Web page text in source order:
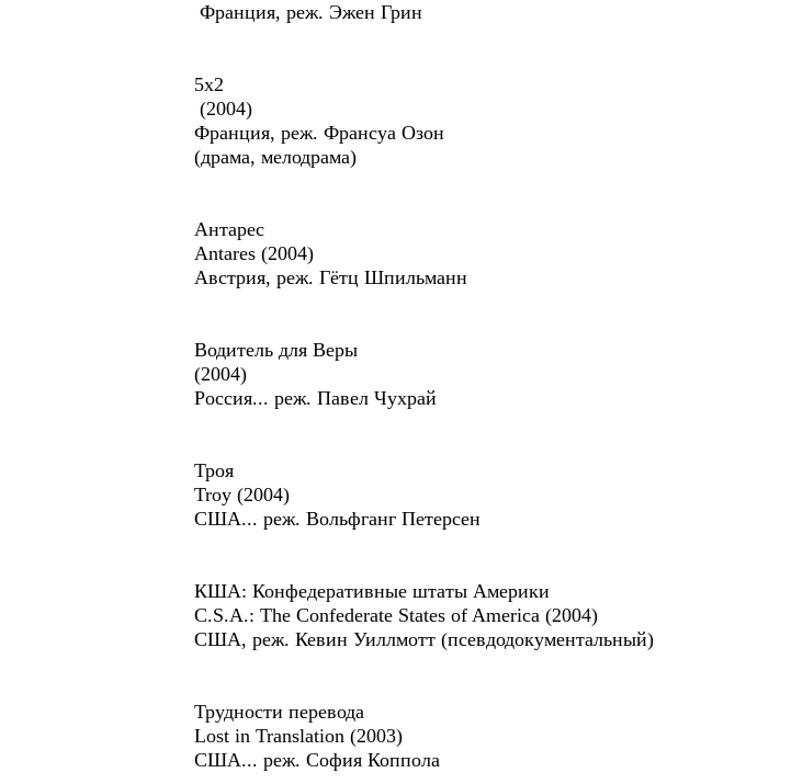
Франция, реж. Эжен Грин
5x2
(2004)
Франция, реж. Франсуа Озон
(драма, мелодрама)
Антарес
Antares (2004)
Австрия, реж. Гётц Шпильманн
Водитель для Веры
(2004)
Россия... реж. Павел Чухрай
Троя
Troy (2004)
США... реж. Вольфганг Петерсен
КША: Конфедеративные штаты Америки
C.S.A.: The Confederate States of America (2004)
США, реж. Кевин Уиллмотт (псевдодокументальный)
Трудности перевода
Lost in Translation (2003)
США... реж. София Коппола